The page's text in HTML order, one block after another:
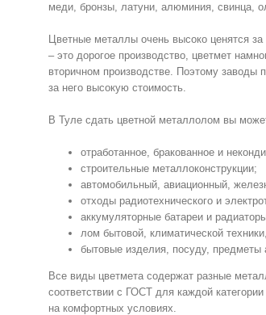
меди, бронзы, латуни, алюминия, свинца,
Цветные металлы очень высоко ценятся
– это дорогое производство, цветмет
вторичном производстве. Поэтому
за него высокую стоимость.
В Туле сдать цветной металлолом вы
отработанное, бракованное и
строительные металлоконструкции;
автомобильный, авиационный,
отходы радиотехнического и
аккумуляторные батареи и
лом бытовой, климатической
бытовые изделия, посуду, предметы
Все виды цветмета содержат разные
соответствии с ГОСТ для каждой
на комфортных условиях.